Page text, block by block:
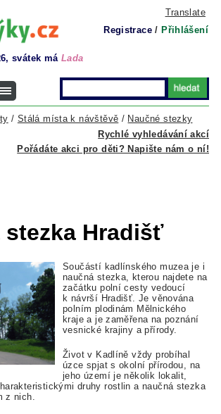
Translate
Registrace / Přihlášení
svátek má Lada
Rychlé vyhledávání akcí
/ Stálá místa k návštěvě / Naučné stezky
Pořádáte akci pro děti? Napište nám o ní!
stezka Hradišť
Součástí kadlínského muzea je i
naučná stezka, kterou najdete na
začátku polní cesty vedoucí
k návrší Hradišť. Je věnována
polním plodinám Mělnického
kraje a je zaměřena na poznání
vesnické krajiny a přírody.
Život v Kadlíně vždy probíhal
úzce spjat s okolní přírodou, na
jeho území je několik lokalit,
druhy rostlin a naučná stezka
z nich.